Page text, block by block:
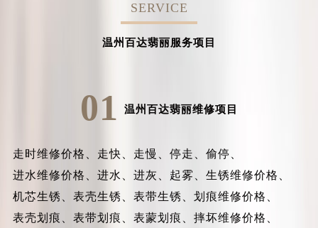
SERVICE
温州百达翡丽服务项目
01 温州百达翡丽维修项目
走时维修价格、 走快、 走慢、 停走、 偷停、
进水维修价格、 进水、 进灰、 起雾、 生锈维修价格、
机芯生锈、 表壳生锈、 表带生锈、 划痕维修价格、
表壳划痕、 表带划痕、 表蒙划痕、 摔坏维修价格、